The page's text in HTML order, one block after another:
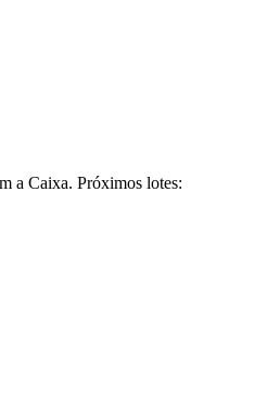
a Caixa. Próximos lotes: